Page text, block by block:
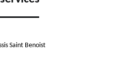
Saint Benoist